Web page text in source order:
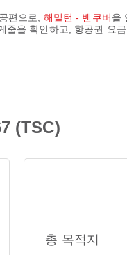
편으로, 해밀턴 - 밴쿠버을
줄을 확인하고, 항공권 요
(TSC)
총 목적지